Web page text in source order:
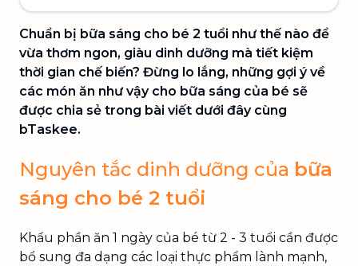
Chuẩn bị bữa sáng cho bé 2 tuổi như thế nào để
vừa thơm ngon, giàu dinh dưỡng mà tiết kiệm
thời gian chế biến? Đừng lo lắng, những gợi ý về
các món ăn như vậy cho bữa sáng của bé sẽ
được chia sẻ trong bài viết dưới đây cùng
bTaskee.
Nguyên tắc dinh dưỡng của bữa
sáng cho bé 2 tuổi
Khẩu phần ăn 1 ngày của bé từ 2 - 3 tuổi cần được
bổ sung đa dạng các loại thực phẩm lành mạnh,